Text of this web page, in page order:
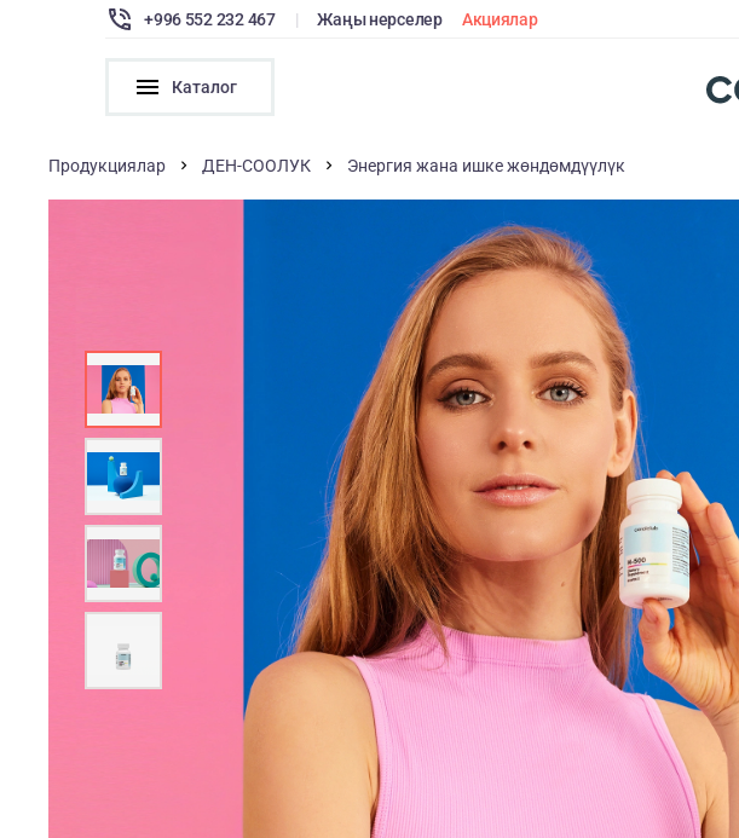
+996 552 232 467 | Жаңы нерселер Акциялар
Каталог
Продукциялар ДЕН-СООЛУК Энергия жана ишке жөндөмдүүлүк